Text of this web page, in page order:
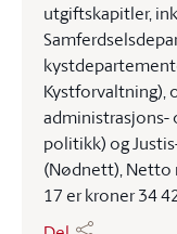
utgiftskapitler,
Kystforvaltning),
administrasjons-
politikk) og
(Nødnett), Netto
17 er kroner 34